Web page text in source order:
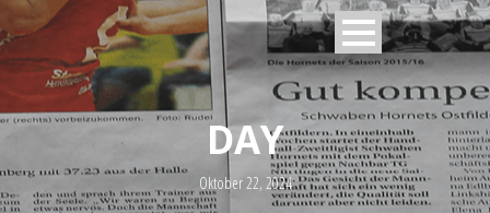
DAY
Oktober 22, 2024